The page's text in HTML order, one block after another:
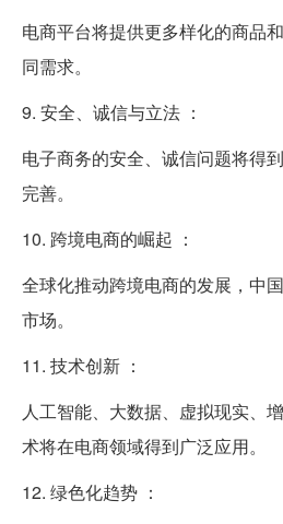
电商平台将提供更多样化的商品
同需求。
9. 安全、诚信与立法 ：
电子商务的安全、诚信问题将得
完善。
10. 跨境电商的崛起 ：
全球化推动跨境电商的发展，中
市场。
11. 技术创新 ：
人工智能、大数据、虚拟现实、
术将在电商领域得到广泛应用。
12. 绿色化趋势 ：